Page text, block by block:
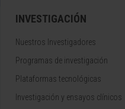
INVESTIGACIÓN
Nuestros Investigadores
Programas de investigación
Plataformas tecnológicas
Investigación y ensayos clínicos